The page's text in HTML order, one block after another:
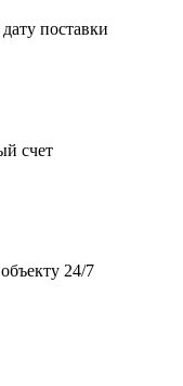
поставки
счет
24/7